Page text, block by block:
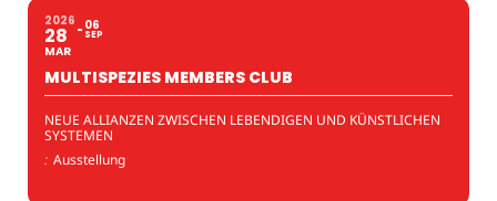
2026
28
MAR
06
SEP
MULTISPEZIES MEMBERS CLUB
NEUE ALLIANZEN ZWISCHEN LEBENDIGEN UND KÜNSTLICHEN
SYSTEMEN
: Ausstellung